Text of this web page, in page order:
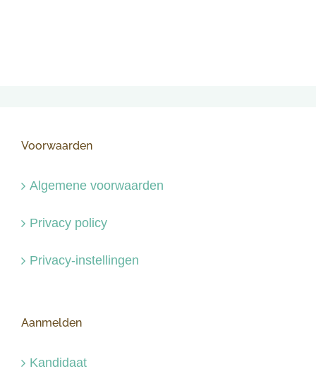
Voorwaarden
Algemene voorwaarden
Privacy policy
Privacy-instellingen
Aanmelden
Kandidaat